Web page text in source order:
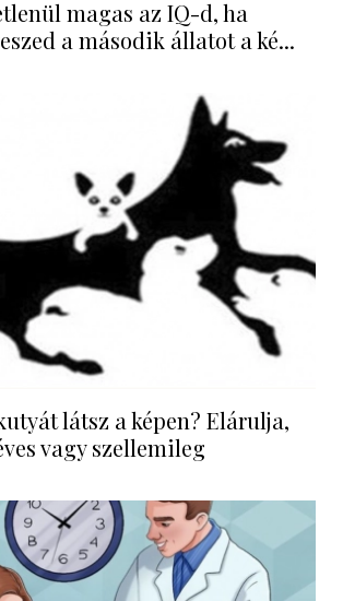
magas az IQ-d, ha
a második állatot a ké...
látsz a képen? Elárulja,
vagy szellemileg